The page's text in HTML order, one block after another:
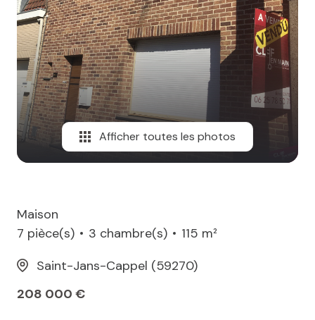
Afficher toutes les photos
Maison
7 pièce(s)
3 chambre(s)
115 m²
Saint-Jans-Cappel (59270)
208 000 €